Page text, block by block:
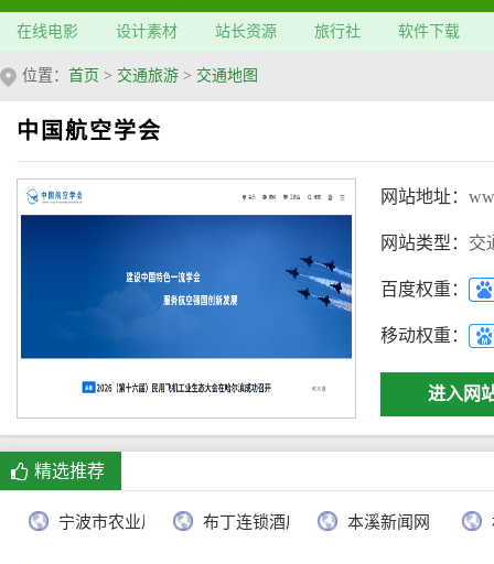
在线电影 设计素材 站长资源 旅行社 软件下载
位置： 首页 > 交通旅游 > 交通地图
中国航空学会
网站地址：
网站类型： 交
百度权重：
移动权重：
进入网
精选推荐
宁波市农业局 布丁连锁酒店官网 本溪新闻网